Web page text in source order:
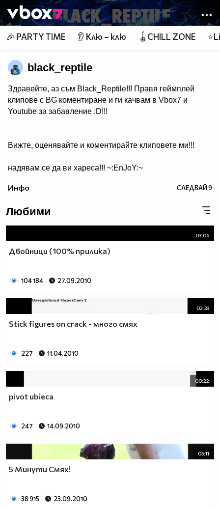
👾
🎉 PARTY TIME 👂 Клю – клю 🪀CHILL ZONE
black_reptile
Здравейте, аз съм Black_Reptile!!! Правя геймплей
клипове с BG коментиране и ги качвам в Vbox7 и
Youtube за забавление :D!!!
Вижте, оценявайте и коментирайте клиповете ми!!!
надявам се да ви хареса!!! ~:EnJoY:~
Инфо СЛЕДВАЙ9
Любими
03:06
Двойници (100% прилика)
104 184 27.09.2010
02:33
Stick figures on crack - много смях
227 11.04.2010
00:22
pivot ubieca
247 14.09.2010
05:11
5 Минути Смях!
38 915 23.09.2010